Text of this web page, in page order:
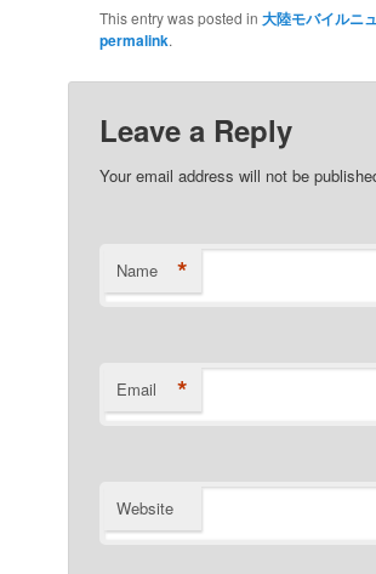
This entry was posted in 大陸モバイルニ
permalink.
Leave a Reply
Your email address will not be
Name *
Email *
Website